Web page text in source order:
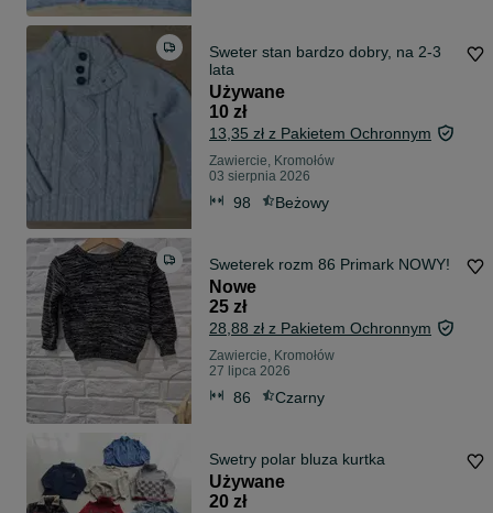
Sweter stan bardzo dobry, na 2-3
lata
Używane
10 zł
13,35 zł z Pakietem Ochronnym
Zawiercie, Kromołów
03 sierpnia 2026
98 Beżowy
Sweterek rozm 86 Primark NOWY!
Nowe
25 zł
28,88 zł z Pakietem Ochronnym
Zawiercie, Kromołów
27 lipca 2026
86 Czarny
Swetry polar bluza kurtka
Używane
20 zł